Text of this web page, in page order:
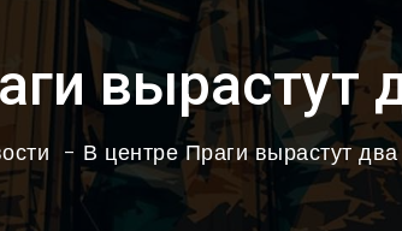
вырастут
В центре Праги вырастут